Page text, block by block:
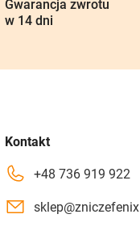
Gwarancja zwrotu
w 14 dni
Kontakt
+48 736 919 922